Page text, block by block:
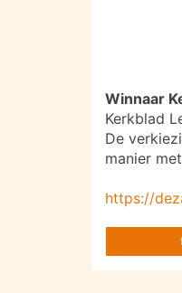
Winnaar
Kerkblad
De
manier
https://